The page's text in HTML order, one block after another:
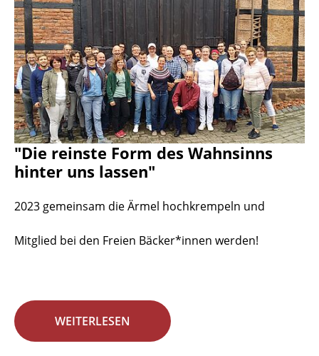
"Die reinste Form des Wahnsinns
hinter uns lassen"
2023 gemeinsam die Ärmel hochkrempeln und
Mitglied bei den Freien Bäcker*innen werden!
WEITERLESEN